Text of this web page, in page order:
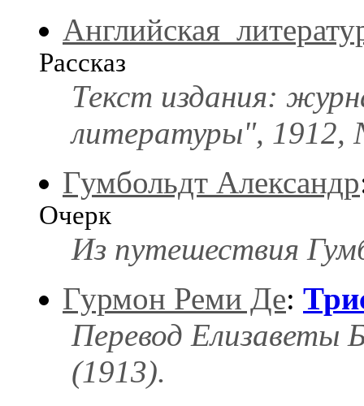
Рассказ
Текст издания:
литературы", 1912,
Гумбольдт Александр
Очерк
Из путешествия
Гурмон Реми Де:
Перевод Елизаветы
(1913).